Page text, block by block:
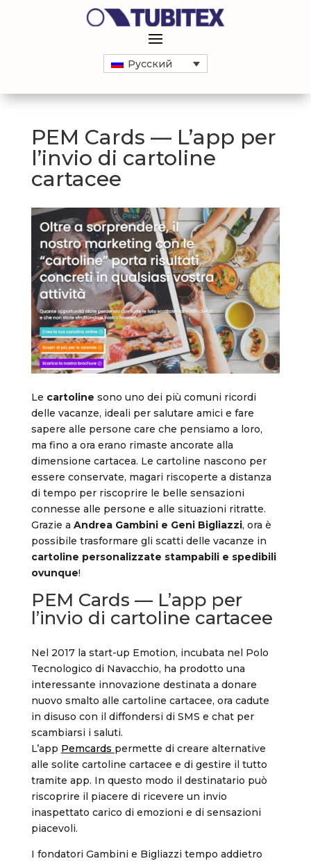
Русский
PEM Cards — L’app per
l’invio di cartoline
cartacee
Le cartoline sono uno dei più comuni ricordi
delle vacanze, ideali per salutare amici e fare
sapere alle persone care che pensiamo a loro,
ma fino a ora erano rimaste ancorate alla
dimensione cartacea. Le cartoline nascono per
essere conservate, magari riscoperte a distanza
di tempo per riscoprire le belle sensazioni
connesse alle persone e alle situazioni ritratte.
Grazie a Andrea Gambini e Geni Bigliazzi, ora è
possibile trasformare gli scatti delle vacanze in
cartoline personalizzate stampabili e spedibili
ovunque!
PEM Cards — L’app per
l’invio di cartoline cartacee
Nel 2017 la start-up Emotion, incubata nel Polo
Tecnologico di Navacchio, ha prodotto una
interessante innovazione destinata a donare
nuovo smalto alle cartoline cartacee, ora cadute
in disuso con il diffondersi di SMS e chat per
scambiarsi i saluti.
L’app Pemcards permette di creare alternative
alle solite cartoline cartacee e di gestire il tutto
tramite app. In questo modo il destinatario può
riscoprire il piacere di ricevere un invio
inaspettato carico di emozioni e di sensazioni
piacevoli.
I fondatori Gambini e Bigliazzi tempo addietro